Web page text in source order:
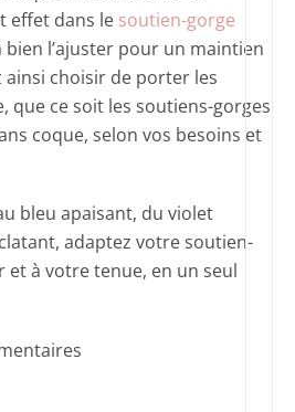
effet dans le soutien-gorge
bien l’ajuster pour un maintien
ainsi choisir de porter les
que ce soit les soutiens-gorges
coque, selon vos besoins et
bleu apaisant, du violet
adaptez votre soutien-
à votre tenue, en un seul